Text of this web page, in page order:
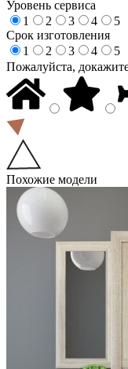
Уровень сервиса
1
2 3 4
5
Срок изготовления
1
2 3 4
5
Пожалуйста,
Похожие модели